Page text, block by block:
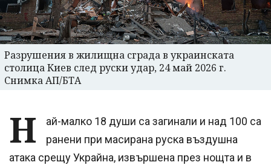
Разрушения в жилищна сграда в украинската
столица Киев след руски удар, 24 май 2026 г.
Снимка АП/БТА
Н
ай-малко 18 души са загинали и над 100 са
ранени при масирана руска въздушна
атака срещу Украйна, извършена през нощта и в